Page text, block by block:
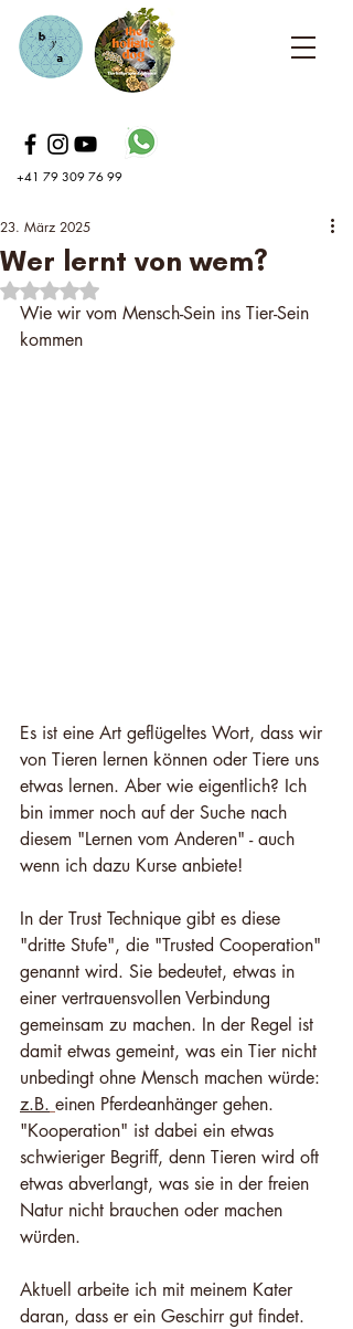
+41 79 309 76 99
Wer lernt von wem?
23. März 2025
Mit NaN von 5 Sternen bewertet.
Wie wir vom Mensch-Sein ins Tier-Sein
kommen
Es ist eine Art geflügeltes Wort, dass wir
von Tieren lernen können oder Tiere uns
etwas lernen. Aber wie eigentlich? Ich
bin immer noch auf der Suche nach
diesem "Lernen vom Anderen" - auch
wenn ich dazu Kurse anbiete!
In der Trust Technique gibt es diese
"dritte Stufe", die "Trusted Cooperation"
genannt wird. Sie bedeutet, etwas in
einer vertrauensvollen Verbindung
gemeinsam zu machen. In der Regel ist
damit etwas gemeint, was ein Tier nicht
unbedingt ohne Mensch machen würde:
z.B. einen Pferdeanhänger gehen.
"Kooperation" ist dabei ein etwas
schwieriger Begriff, denn Tieren wird oft
etwas abverlangt, was sie in der freien
Natur nicht brauchen oder machen
würden.
Aktuell arbeite ich mit meinem Kater
daran, dass er ein Geschirr gut findet.